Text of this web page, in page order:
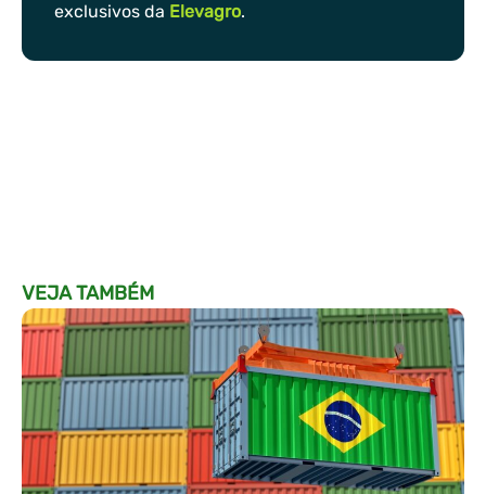
exclusivos da Elevagro.
VEJA TAMBÉM